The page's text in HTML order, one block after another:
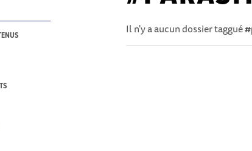
Il n'y a aucun dossier taggué